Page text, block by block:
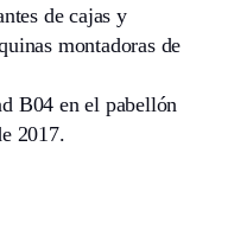
de cajas y
montadoras de
B04 en el pabellón
2017.